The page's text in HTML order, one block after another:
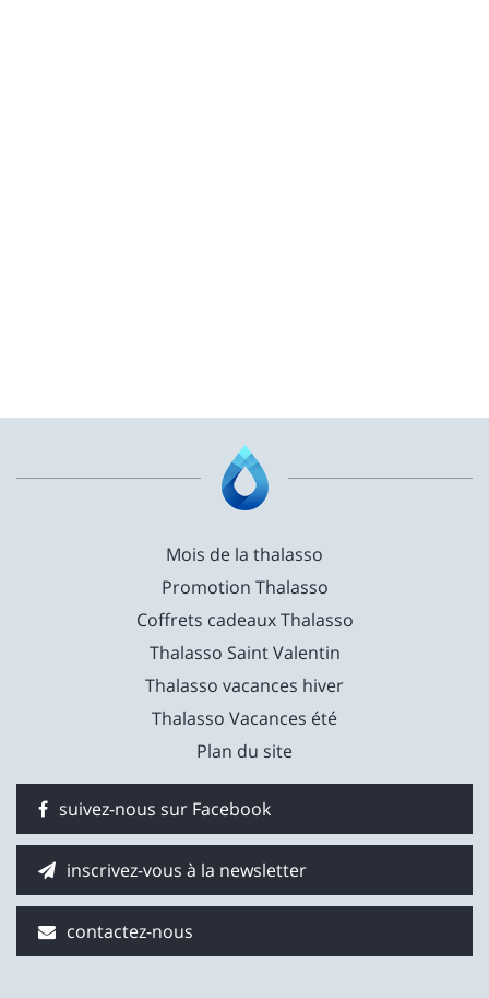
Mois de la thalasso
Promotion Thalasso
Coffrets cadeaux Thalasso
Thalasso Saint Valentin
Thalasso vacances hiver
Thalasso Vacances été
Plan du site
suivez-nous sur Facebook
inscrivez-vous à la newsletter
contactez-nous